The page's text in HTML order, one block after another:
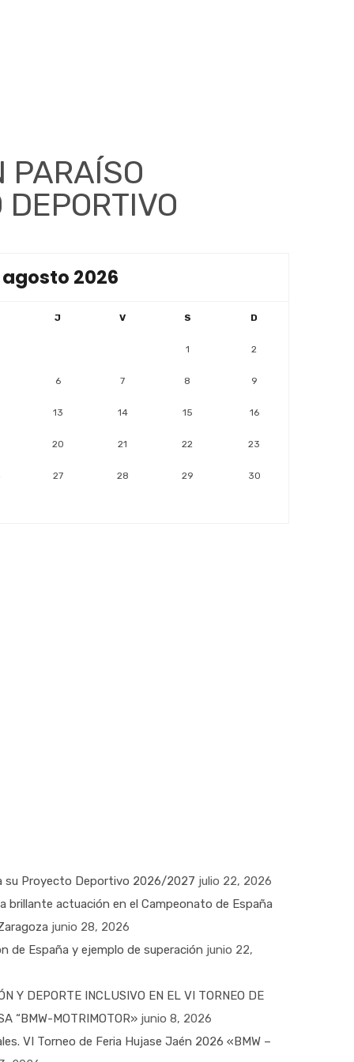
PARAÍSO
agosto 2026
J V S D
1 2
6 7 8 9
13 14 15 16
20 21 22 23
27 28 29 30
su Proyecto Deportivo 2026/2027 julio 22, 2026
brillante actuación en el Campeonato de España
junio 28, 2026
de España y ejemplo de superación junio 22,
Y DEPORTE INCLUSIVO EN EL VI TORNEO DE
“BMW-MOTRIMOTOR» junio 8, 2026
VI Torneo de Feria Hujase Jaén 2026 «BMW –